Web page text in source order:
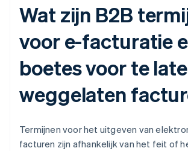
Wat zijn B2B
voor e-facturatie
boetes voor te
weggelaten
Termijnen voor het uitgeven van
facturen zijn afhankelijk van het feit of